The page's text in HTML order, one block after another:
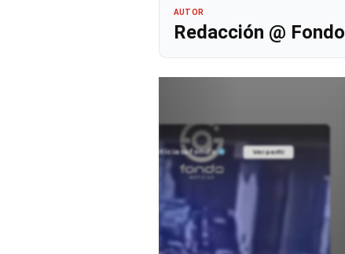
AUTOR
Redacción @ Fondo
Ver perfil
@noticiasafondo Ver perfil